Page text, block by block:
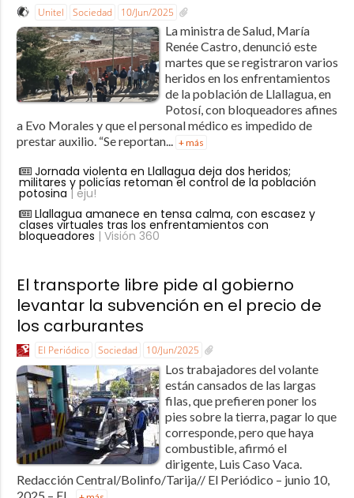
Unitel Sociedad 10/Jun/2025
La ministra de Salud, María
Renée Castro, denunció este
martes que se registraron varios
heridos en los enfrentamientos
de la población de Llallagua, en
Potosí, con bloqueadores afines
a Evo Morales y que el personal médico es impedido de
prestar auxilio. “Se reportan... + más
Jornada violenta en Llallagua deja dos heridos;
militares y policías retoman el control de la población
potosina | eju!
Llallagua amanece en tensa calma, con escasez y
clases virtuales tras los enfrentamientos con
bloqueadores | Visión 360
El transporte libre pide al gobierno
levantar la subvención en el precio de
los carburantes
El Periódico Sociedad 10/Jun/2025
Los trabajadores del volante
están cansados de las largas
filas, que prefieren poner los
pies sobre la tierra, pagar lo que
corresponde, pero que haya
combustible, afirmó el
dirigente, Luis Caso Vaca.
Redacción Central/Bolinfo/Tarija// El Periódico – junio 10,